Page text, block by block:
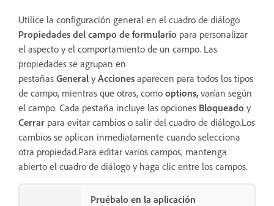
Utilice la configuración general en el cuadro de diálogo
Propiedades del campo de formulario para personalizar
el aspecto y el comportamiento de un campo. Las
propiedades se agrupan en
pestañas General y Acciones aparecen para todos los tipos
de campo, mientras que otras, como options, varían según
el campo. Cada pestaña incluye las opciones Bloqueado y
Cerrar para evitar cambios o salir del cuadro de diálogo.Los
cambios se aplican inmediatamente cuando selecciona
otra propiedad.Para editar varios campos, mantenga
abierto el cuadro de diálogo y haga clic entre los campos.
Pruébalo en la aplicación